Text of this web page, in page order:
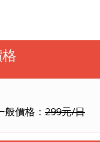
般價格： 299元/日